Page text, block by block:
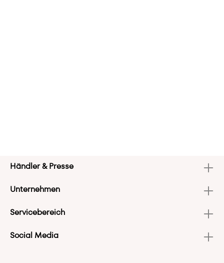
Händler & Presse
Unternehmen
Servicebereich
Social Media